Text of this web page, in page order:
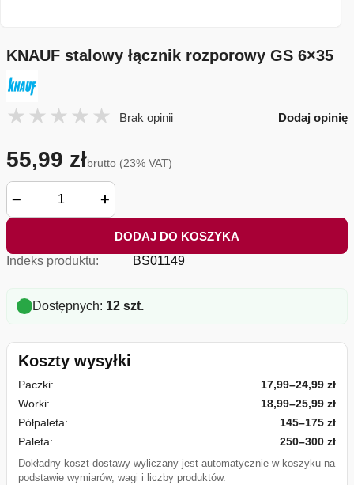
KNAUF stalowy łącznik rozporowy GS 6×35
Brak opinii Dodaj opinię
55,99 złbrutto (23% VAT)
− +
DODAJ DO KOSZYKA
Indeks produktu:
BS01149
Dostępnych: 12 szt.
Koszty wysyłki
Paczki:
17,99–24,99 zł
Worki:
18,99–25,99 zł
Półpaleta:
145–175 zł
Paleta:
250–300 zł
Dokładny koszt dostawy wyliczany jest automatycznie w koszyku na
podstawie wymiarów, wagi i liczby produktów.